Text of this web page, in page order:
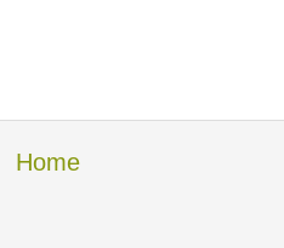
Home